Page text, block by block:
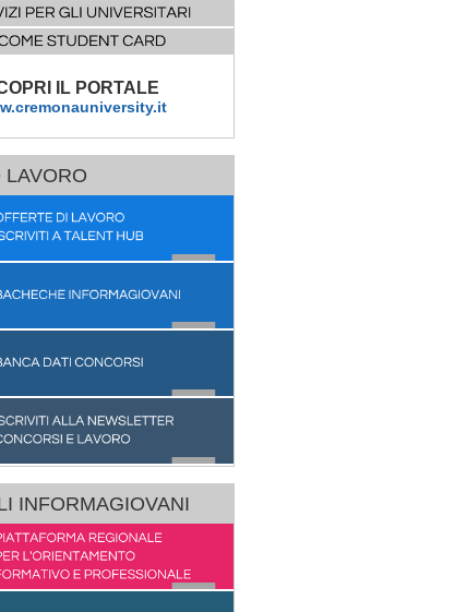
IL PORTALE
LAVORO
INFORMAGIOVANI